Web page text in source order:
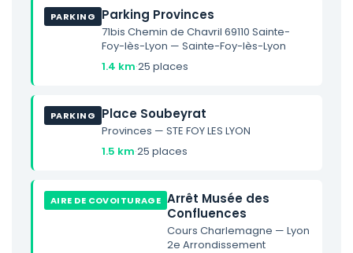
PARKING Parking Provinces
71bis Chemin de Chavril 69110 Sainte-
Foy-lès-Lyon — Sainte-Foy-lès-Lyon
1.4 km·25 places
PARKING Place Soubeyrat
Provinces — STE FOY LES LYON
1.5 km·25 places
AIRE DE COVOITURAGE Arrêt Musée des
Confluences
Cours Charlemagne — Lyon
2e Arrondissement